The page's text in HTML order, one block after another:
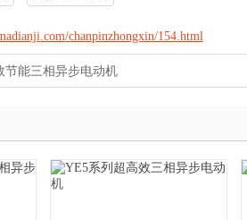
chanpinzhongxin/154.html
节能三相异步电动机